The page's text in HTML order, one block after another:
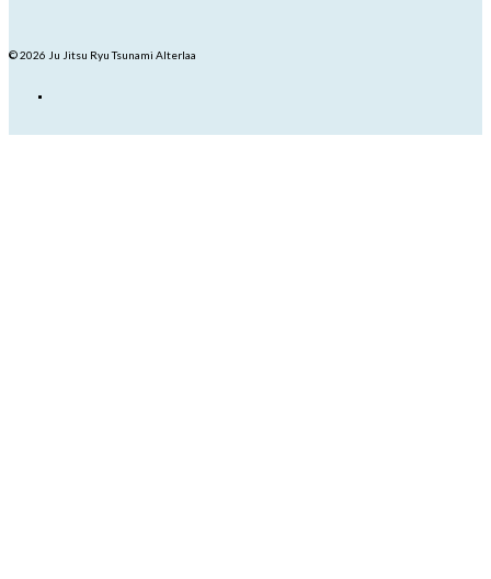
© 2026 Ju Jitsu Ryu Tsunami Alterlaa